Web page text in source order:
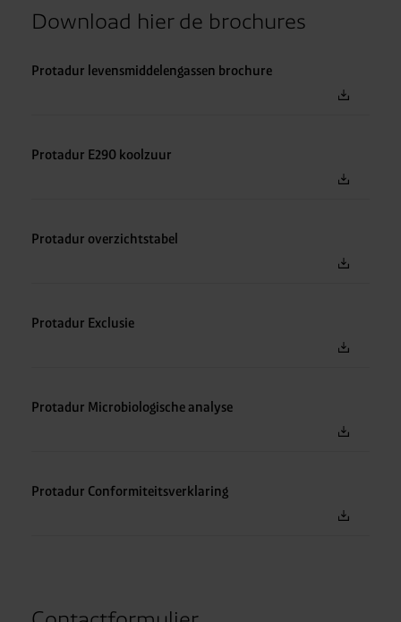
Download hier de brochures
Protadur levensmiddelengassen brochure
Protadur E290 koolzuur
Protadur overzichtstabel
Protadur Exclusie
Protadur Microbiologische analyse
Protadur Conformiteitsverklaring